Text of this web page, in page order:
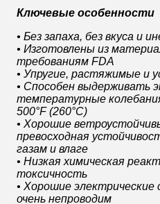
Ключевые особенности
• Без запаха, без вкуса и
• Изготовлены из
требованиям FDA
• Упругие, растяжимые и
• Способен выдерживать
температурные
500°F (260°C)
• Хорошие
превосходная
газам и влаге
• Низкая химическая
токсичность
• Хорошие электрические
очень непроводим